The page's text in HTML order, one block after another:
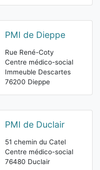
PMI de Dieppe
Rue René-Coty
Centre médico-social
Immeuble Descartes
76200 Dieppe
PMI de Duclair
51 chemin du Catel
Centre médico-social
76480 Duclair